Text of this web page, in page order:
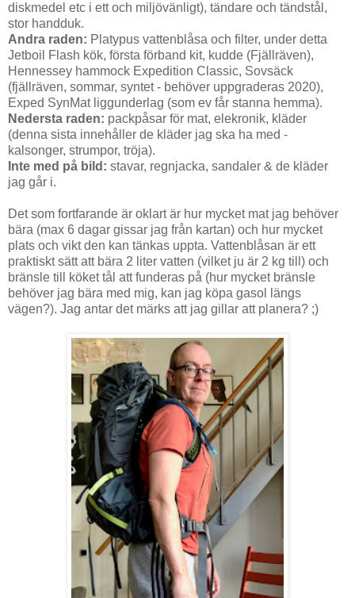
diskmedel etc i ett och miljövänligt), tändare och tändstål,
stor handduk.
Andra raden: Platypus vattenblåsa och filter, under detta
Jetboil Flash kök, första förband kit, kudde (Fjällräven),
Hennessey hammock Expedition Classic, Sovsäck
(fjällräven, sommar, syntet - behöver uppgraderas 2020),
Exped SynMat liggunderlag (som ev får stanna hemma).
Nedersta raden: packpåsar för mat, elekronik, kläder
(denna sista innehåller de kläder jag ska ha med -
kalsonger, strumpor, tröja).
Inte med på bild: stavar, regnjacka, sandaler & de kläder
jag går i.
Det som fortfarande är oklart är hur mycket mat jag behöver
bära (max 6 dagar gissar jag från kartan) och hur mycket
plats och vikt den kan tänkas uppta. Vattenblåsan är ett
praktiskt sätt att bära 2 liter vatten (vilket ju är 2 kg till) och
bränsle till köket tål att funderas på (hur mycket bränsle
behöver jag bära med mig, kan jag köpa gasol längs
vägen?). Jag antar det märks att jag gillar att planera? ;)